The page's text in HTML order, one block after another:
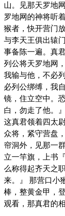
山。见那天罗地
罗地网的神将听
猴者，快开营门
与李天王俱出辕
事备陈一遍。真
列公将天罗地网
我输与他，不必
必列公绑缚，我
镜，住立空中。
白，勿走了他。
这真君领着四太
众将，紧守营盘
帘洞外，见那一
立一竿旗，上书
么称得起齐天之
来。』 那营口小
棒，整黄金甲，
观看，那真君的